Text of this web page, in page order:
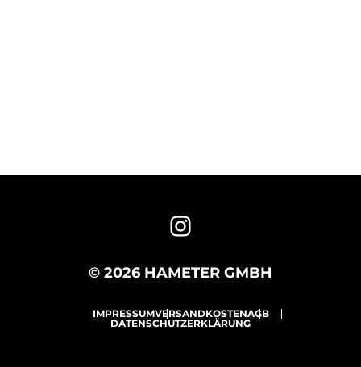
© 2026 HAMETER GMBH
IMPRESSUMVERSANDKOSTENAGB
DATENSCHUTZERKLÄRUNG